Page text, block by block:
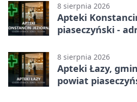
8 sierpnia 2026
Apteki
piaseczyński -
8 sierpnia 2026
Apteki Łazy,
powiat